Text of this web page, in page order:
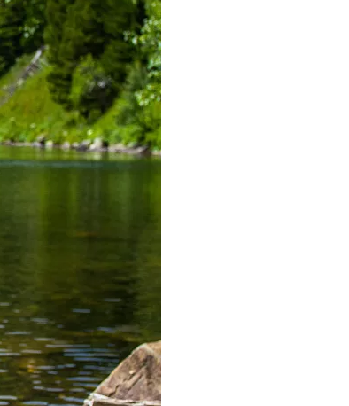
Коллекция впечатлений
Блог путешественника
Видеогалерея
Фотогалерея